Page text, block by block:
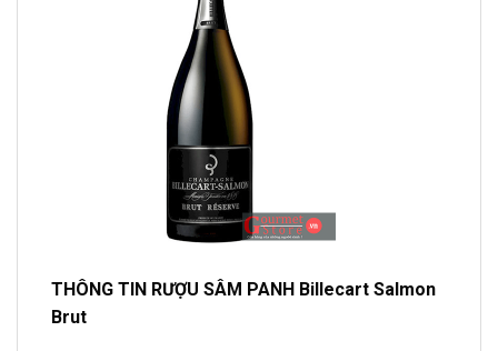
THÔNG TIN RƯỢU SÂM PANH Billecart Salmon
Brut